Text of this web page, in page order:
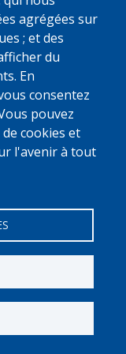
copyright et disclaimer
agrégées sur
; et des
du
En
consentez
pouvez
cookies et
l'avenir à tout
Fedasil © 2026